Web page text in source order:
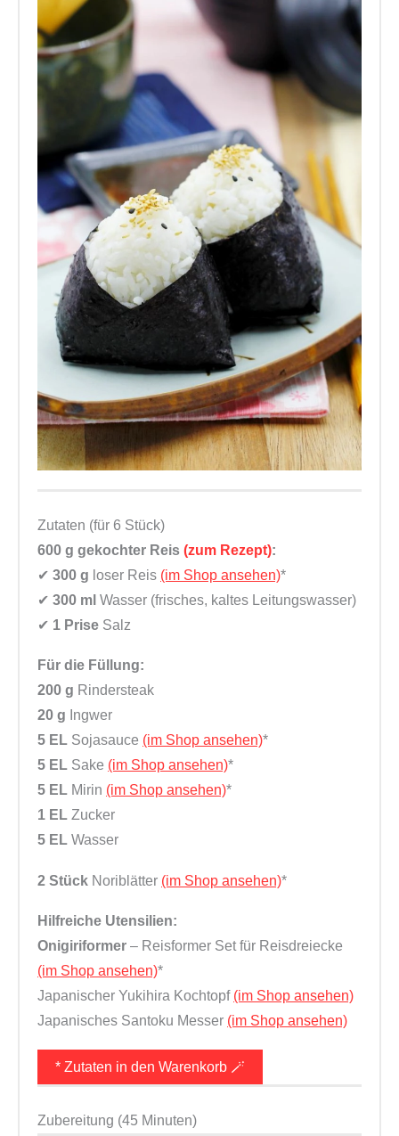
Zutaten (für 6 Stück)
600 g gekochter Reis (zum Rezept):
✔ 300 g loser Reis (im Shop ansehen)*
✔ 300 ml Wasser (frisches, kaltes Leitungswasser)
✔ 1 Prise Salz
Für die Füllung:
200 g Rindersteak
20 g Ingwer
5 EL Sojasauce (im Shop ansehen)*
5 EL Sake (im Shop ansehen)*
5 EL Mirin (im Shop ansehen)*
1 EL Zucker
5 EL Wasser
2 Stück Noriblätter (im Shop ansehen)*
Hilfreiche Utensilien:
Onigiriformer – Reisformer Set für Reisdreiecke
(im Shop ansehen)*
Japanischer Yukihira Kochtopf (im Shop ansehen)
Japanisches Santoku Messer (im Shop ansehen)
* Zutaten in den Warenkorb 🪄
Zubereitung (45 Minuten)